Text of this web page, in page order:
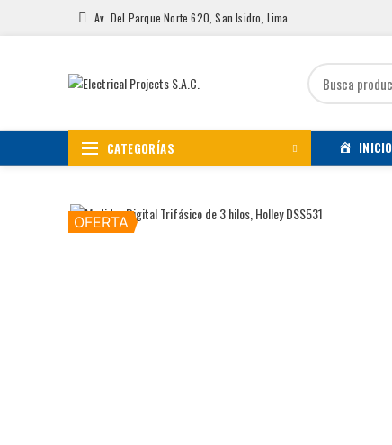
Av. Del Parque Norte 620, San Isidro, Lima
CATEGORÍAS INICIO
OFERTA